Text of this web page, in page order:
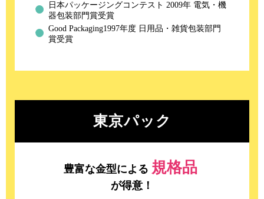
日本パッケージングコンテスト 2009年 電気・機
器包装部門賞受賞
Good Packaging1997年度 日用品・雑貨包装部門
賞受賞
東京パック
豊富な金型による 規格品
が得意！